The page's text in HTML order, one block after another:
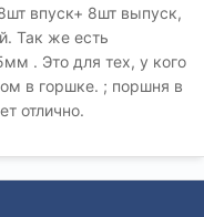
впуск+ 8шт выпуск,
Так же есть
. Это для тех, у кого
в горшке. ; поршня в
отлично.